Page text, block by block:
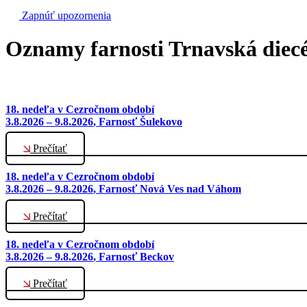
Zapnúť upozornenia
Oznamy farnosti Trnavská
18. nedeľa v Cezročnom období
3.8.2026 – 9.8.2026, Farnosť Šulekovo
Prečítať
18. nedeľa v Cezročnom období
3.8.2026 – 9.8.2026, Farnosť Nová Ves nad Váhom
Prečítať
18. nedeľa v Cezročnom období
3.8.2026 – 9.8.2026, Farnosť Beckov
Prečítať